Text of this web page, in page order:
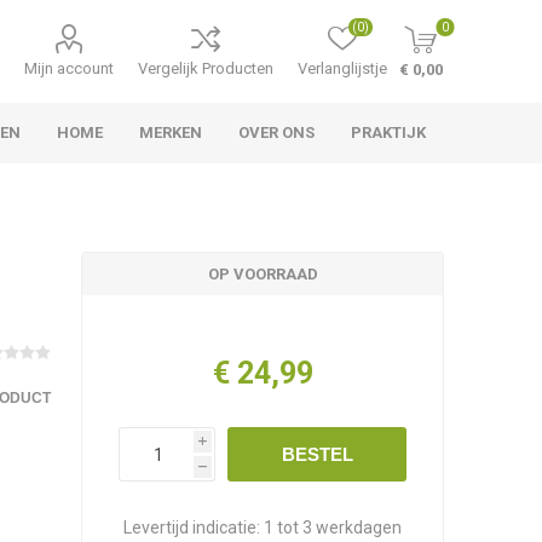
Mijn account Vergelijk Producten Verlanglijstje
(0) 0
€ 0,00
HOME MERKEN OVER ONS PRAKTIJK
OP VOORRAAD
€ 24,99
i
h
BESTEL
Levertijd indicatie: 1 tot 3 werkdagen